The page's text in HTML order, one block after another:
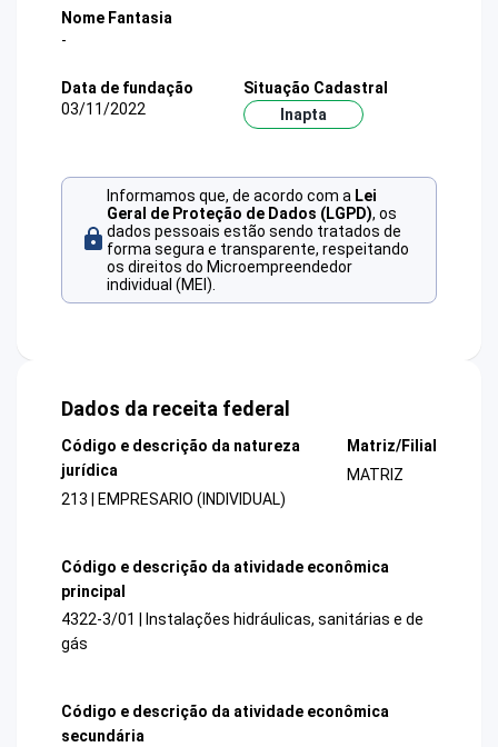
Nome Fantasia
-
Data de fundação
03/11/2022
Situação Cadastral
Inapta
Informamos que, de acordo com a Lei
Geral de Proteção de Dados (LGPD), os
dados pessoais estão sendo tratados de
forma segura e transparente, respeitando
os direitos do Microempreendedor
individual (MEI).
Dados da receita federal
Código e descrição da natureza
jurídica
213 | EMPRESARIO (INDIVIDUAL)
Matriz/Filial
MATRIZ
Código e descrição da atividade econômica
principal
4322-3/01 | Instalações hidráulicas, sanitárias e de
gás
Código e descrição da atividade econômica
secundária